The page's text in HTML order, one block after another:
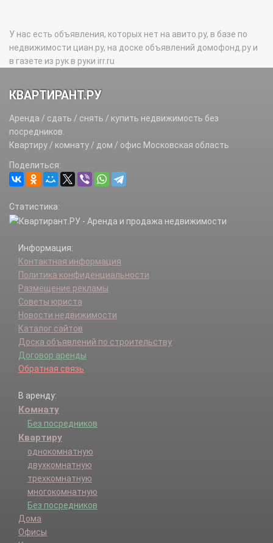
У нас есть объявления, которых нет на авито.ру, в базе по
недвижимости циан.ру, на доске объявлений домофонд.ру и
в газете из рук в руки irr.ru
КВАРТИРАНТ.РУ
Аренда / сдать / снять / купить недвижимость без
посредников.
Квартиру / комнату / дом / офис Московская область
Поделиться:
Статистика:
Информация:
Контактная информация
Политика конфиденциальности
Размещение рекламы
Советы юриста
Новости недвижимости
Каталог сайтов
Доска объявлений по строительству
Договор аренды
Обратная связь
В аренду:
Комнату
Без посредников
Квартиру
однокомнатную
двухкомнатную
трехкомнатную
многокомнатную
Без посредников
Дома
Офисы